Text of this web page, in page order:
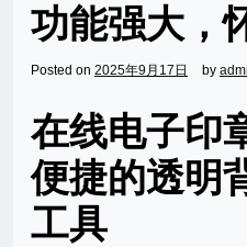
功能强大，
Posted on 2025年9月17日 by
在线电子印
便捷的透明
工具